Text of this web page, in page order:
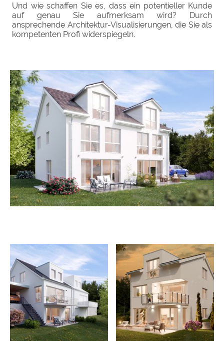
Und wie schaffen Sie es, dass ein potentieller Kunde
auf genau Sie aufmerksam wird? Durch
ansprechende Architektur-Visualisierungen, die Sie als
kompetenten Profi widerspiegeln.